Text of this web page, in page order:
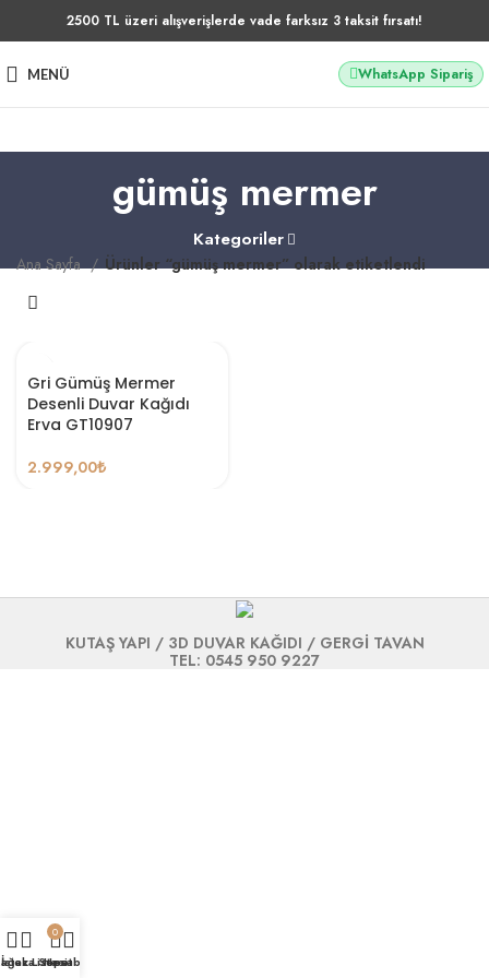
2500 TL üzeri alışverişlerde vade farksız 3 taksit fırsatı!
MENÜ WhatsApp Sipariş
gümüş mermer
Kategoriler
Ana Sayfa Ürünler “gümüş mermer” olarak etiketlendi
Gri Gümüş Mermer
Desenli Duvar Kağıdı
Erva GT10907
2.999,00₺
KUTAŞ YAPI / 3D DUVAR KAĞIDI / GERGİ TAVAN
TEL: 0545 950 9227
İstek Listesi
0
Sepet
Hesabım